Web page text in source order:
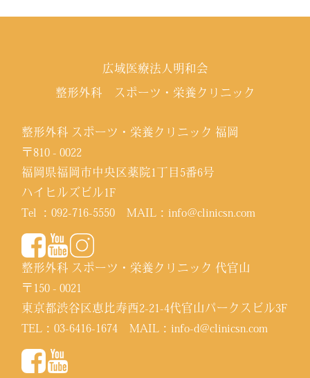
広域医療法人明和会
整形外科 スポーツ・栄養クリニック
整形外科 スポーツ・栄養クリニック 福岡
〒810 - 0022
福岡県福岡市中央区薬院1丁目5番6号
ハイヒルズビル1F
Tel ：092-716-5550 MAIL：info@clinicsn.com
整形外科 スポーツ・栄養クリニック 代官山
〒150 - 0021
東京都渋谷区恵比寿西2-21-4代官山パークスビル3F
TEL：03-6416-1674 MAIL：info-d@clinicsn.com